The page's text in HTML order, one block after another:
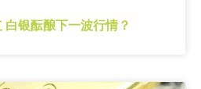
银酝酿下一波行情？